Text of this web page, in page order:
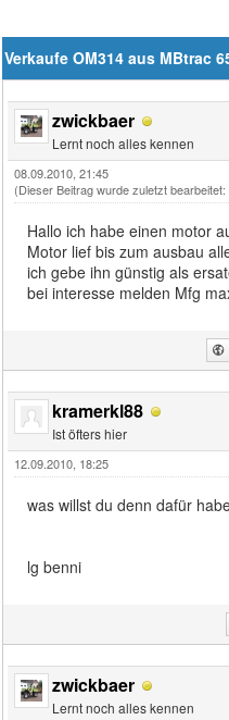
Verkaufe OM314 aus MBtrac
zwickbaer
Lernt noch alles kennen
08.09.2010, 21:45
(Dieser Beitrag wurde zuletzt
Hallo ich habe einen motor
Motor lief bis zum ausbau
ich gebe ihn günstig als
bei interesse melden Mfg
kramerkl88
Ist öfters hier
12.09.2010, 18:25
was willst du denn dafür
lg benni
zwickbaer
Lernt noch alles kennen